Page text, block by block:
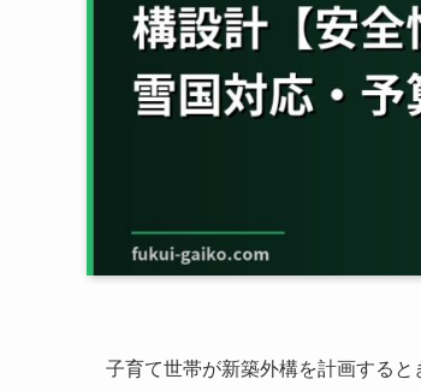
子育て世帯が新築外構を計画する